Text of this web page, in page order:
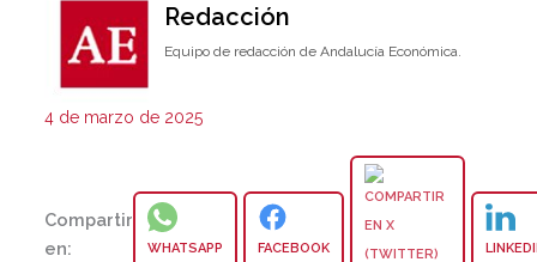
Redacción
Equipo de redacción de Andalucía Económica.
4 de marzo de 2025
Compartir
en:
WHATSAPP FACEBOOK